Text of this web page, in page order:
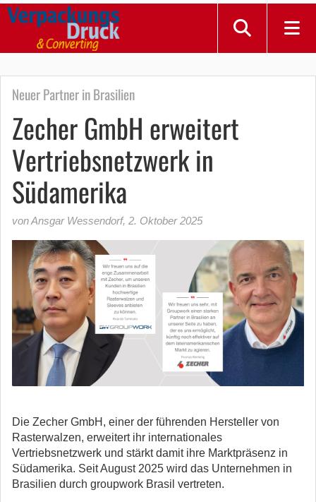
Neuer Partner in Brasilien
Zecher GmbH erweitert
Vertriebsnetzwerk in
Südamerika
von Ansgar Wessendorf, 2. Oktober 2025
Die Zecher GmbH, einer der führenden Hersteller von
Rasterwalzen, erweitert ihr internationales
Vertriebsnetzwerk und stärkt damit ihre Marktpräsenz in
Südamerika. Seit August 2025 wird das Unternehmen in
Brasilien durch groupwork Brasil vertreten.